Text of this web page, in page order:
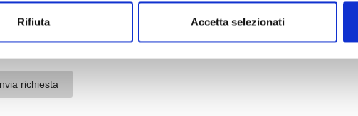
Rifiuta Accetta selezionati